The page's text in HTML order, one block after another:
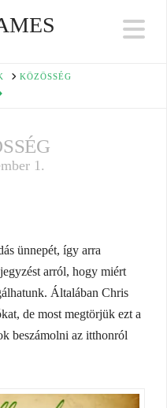
KÖZÖSSÉG
1.
ünnepét, így arra
arról, hogy miért
Általában Chris
de most megtörjük ezt a
beszámolni az itthonról